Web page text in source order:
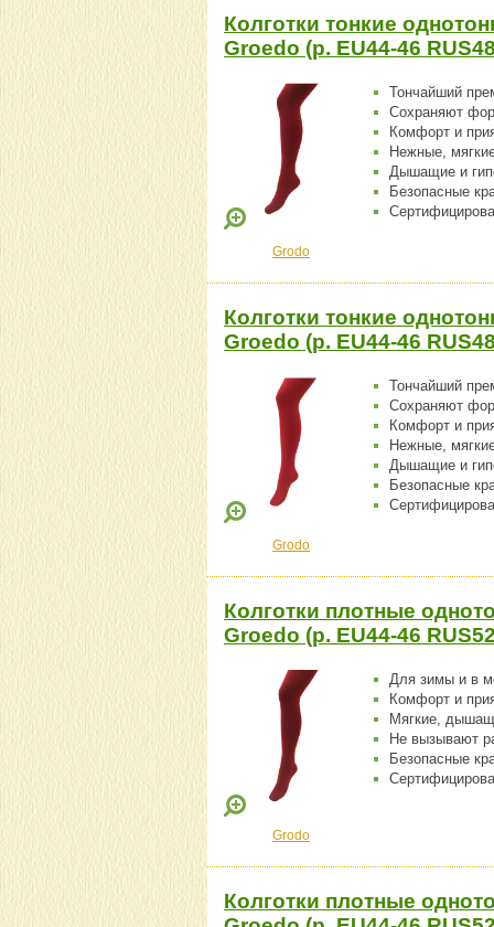
Колготки тонкие
Groedo (р. EU44-46
Тончайший
Сохраняют
Комфорт и
Нежные,
Дышащие и
Безопасные
Grodo
Колготки тонкие
Groedo (р. EU44-46
Тончайший
Сохраняют
Комфорт и
Нежные,
Дышащие и
Безопасные
Grodo
Колготки плотные
Groedo (р. EU44-46
Для зимы и в
Комфорт и
Мягкие,
Не вызывают
Безопасные
Grodo
Колготки плотные